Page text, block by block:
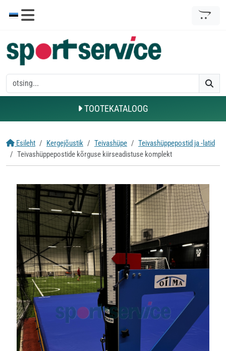
TOOTEKATALOOG
Esileht Kergejõustik Teivashüpe
Teivashüppepostid ja -latid
Teivashüppepostide kõrguse kiirseadistuse komplekt